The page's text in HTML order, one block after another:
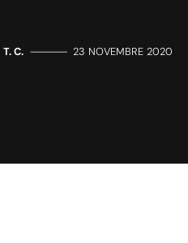
T. C. ————— 23 NOVEMBRE 2020